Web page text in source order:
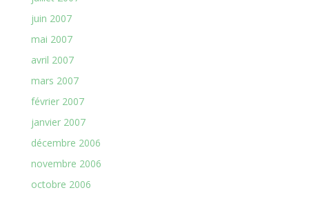
juin 2007
mai 2007
avril 2007
mars 2007
février 2007
janvier 2007
décembre 2006
novembre 2006
octobre 2006